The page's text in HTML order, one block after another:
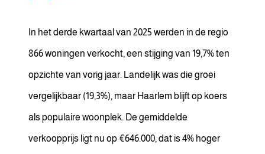
In het derde kwartaal van 2025 werden in de regio
866 woningen verkocht, een stijging van 19,7% ten
opzichte van vorig jaar. Landelijk was die groei
vergelijkbaar (19,3%), maar Haarlem blijft op koers
als populaire woonplek. De gemiddelde
verkoopprijs ligt nu op €646.000, dat is 4% hoger